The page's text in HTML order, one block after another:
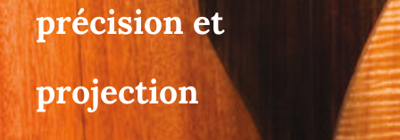
précision et
projection